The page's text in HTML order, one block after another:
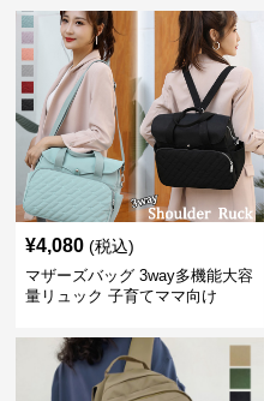
¥4,080 (税込)
マザーズバッグ 3way多機能大容
量リュック 子育てママ向け